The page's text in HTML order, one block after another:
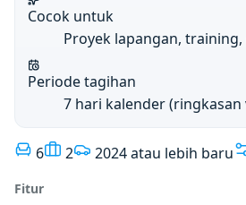
Cocok untuk
Proyek lapangan,
Periode tagihan
7 hari kalender (ringkasan
6 2 2024 atau lebih baru
Fitur